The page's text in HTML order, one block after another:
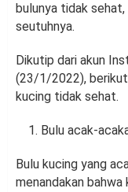
bulunya tidak
seutuhnya.
Dikutip dari akun
(23/1/2022), berikut
kucing tidak sehat.
Bulu acak-
Bulu kucing yang
menandakan